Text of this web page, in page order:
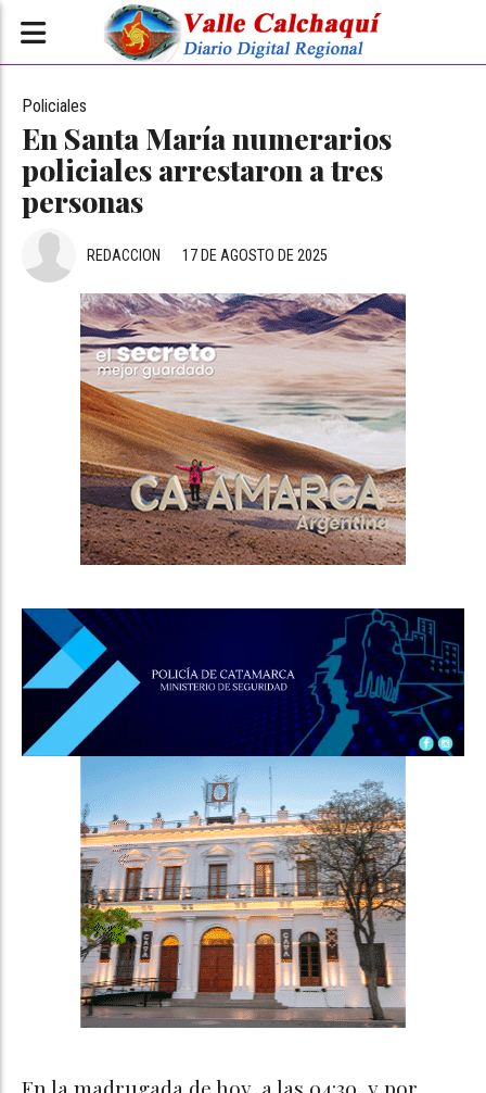
En Santa María numerarios
policiales arrestaron a tres
personas
Policiales
17 DE AGOSTO DE 2025
REDACCION